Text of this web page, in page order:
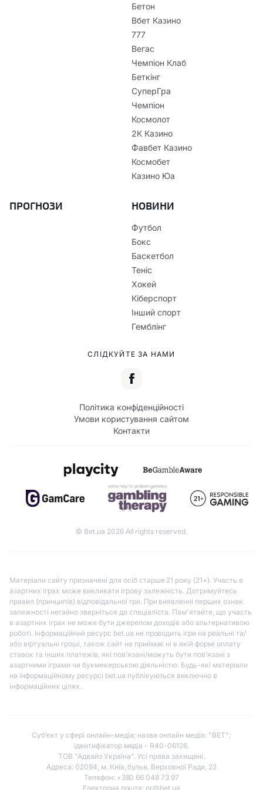
Бетон
Вбет Казино
777
Вегас
Чемпіон Клаб
Беткінг
СуперГра
Чемпіон
Космолот
2К Казино
Фавбет Казино
Космобет
Казино Юа
ПРОГНОЗИ НОВИНИ
Футбол
Бокс
Баскетбол
Теніс
Хокей
Кіберспорт
Інший спорт
Гемблінг
СЛІДКУЙТЕ ЗА НАМИ
Політика конфіденційності
Умови користування сайтом
Контакти
© Bet.ua 2026 All rights reserved.
Матеріали сайту призначені для осіб старше 21 року (21+). Участь в
азартних іграх може викликати ігрову залежність. Дотримуйтесь
правил (принципів) відповідальної гри. При виявленні перших ознак
залежності негайно зверніться до спеціаліста. Пам'ятайте, що участь
в азартних іграх не може бути джерелом доходів або альтернативою
роботі. Інформаційний ресурс bet.ua не проводить ігри на реальні та/
або віртуальні гроші, також сайт не приймає ні в якій формі оплату
ставок та інших платежів, які пов’язані/можуть бути пов’язані з
азартними іграми чи букмекерською діяльністю. Будь-які матеріали
на інформаційному ресурсі bet.ua публікуються виключно в
інформаційних цілях.
Субʼєкт у сфері онлайн-медіа; назва онлайн медіа: "BET";
ідентифікатор медіа - R40-06126.
ТОВ "Адвайз Україна". Усі права захищені.
Адреса: 02094, м. Київ, бульв. Верховної Ради, 22
Телефон: +380 66 048 73 97
Електрона пошта: pr@bet.ua